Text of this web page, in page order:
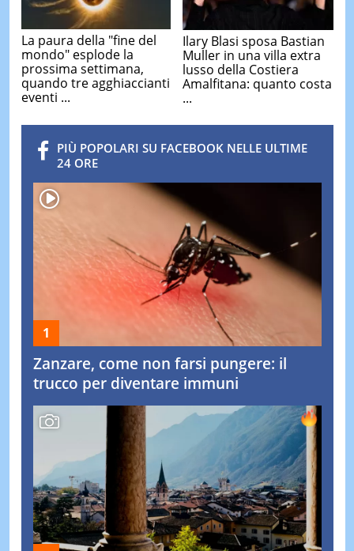
La paura della "fine del
mondo" esplode la
prossima settimana,
quando tre agghiaccianti
eventi ...
Ilary Blasi sposa Bastian
Muller in una villa extra
lusso della Costiera
Amalfitana: quanto costa
...
PIÙ POPOLARI SU FACEBOOK NELLE ULTIME
24 ORE
Zanzare, come non farsi pungere: il
trucco per diventare immuni